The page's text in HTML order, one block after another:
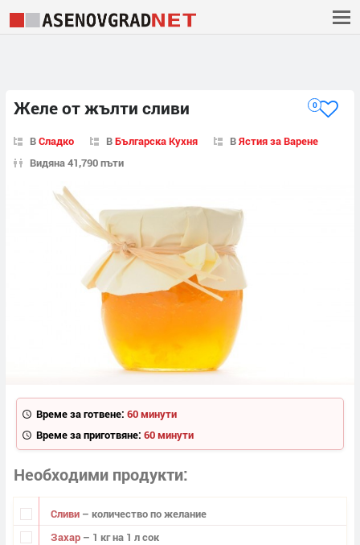
Желе от жълти сливи 0
ВСладко ВБългарска Кухня ВЯстия за Варене
Видяна 41,790 пъти
Време за готвене: 60 минути
Време за приготвяне: 60 минути
Необходими продукти
Сливи – количество по желание
Захар – 1 кг на 1 л сок